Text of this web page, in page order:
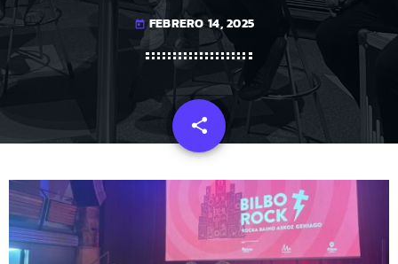
today FEBRERO 14, 2025
share
email